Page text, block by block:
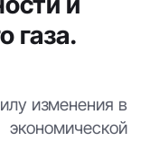
газа.
изменения в